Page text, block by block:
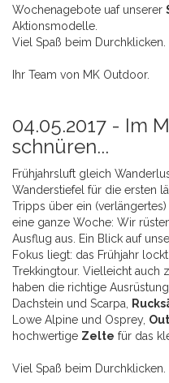
Wochenagebote uaf unserer
Aktionsmodelle.
Viel Spaß beim Durchklicken.
Ihr Team von MK Outdoor.
04.05.2017 - Im
schnüren...
Frühjahrsluft gleich
Wanderstiefel für die ersten
Tripps über ein
eine ganze Woche: Wir
Ausflug aus. Ein Blick auf
Fokus liegt: das Frühjahr
Trekkingtour. Vielleicht auch
haben die richtige
Dachstein und Scarpa,
Lowe Alpine und Osprey,
hochwertige Zelte für das
Viel Spaß beim Durchklicken.